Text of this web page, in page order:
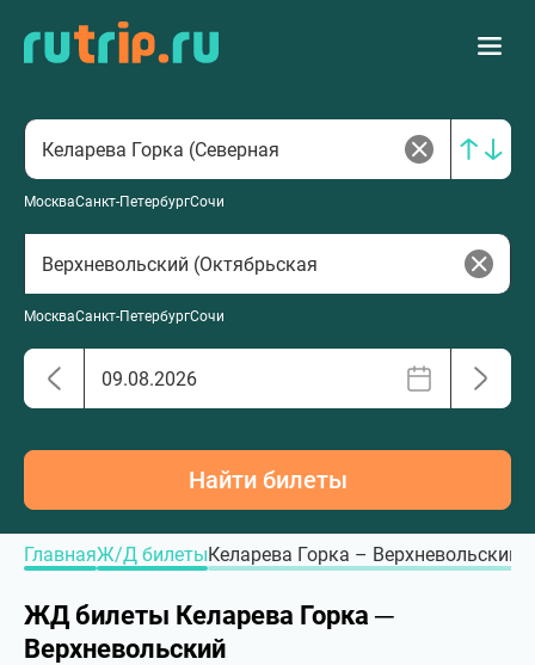
МоскваСанкт-ПетербургСочи
МоскваСанкт-ПетербургСочи
Найти билеты
ГлавнаяЖ/Д билетыКеларева Горка – Верхневольский
ЖД билеты Келарева Горка ─
Верхневольский